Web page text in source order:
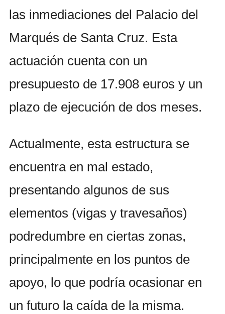
las inmediaciones del Palacio del
Marqués de Santa Cruz. Esta
actuación cuenta con un
presupuesto de 17.908 euros y un
plazo de ejecución de dos meses.
Actualmente, esta estructura se
encuentra en mal estado,
presentando algunos de sus
elementos (vigas y travesaños)
podredumbre en ciertas zonas,
principalmente en los puntos de
apoyo, lo que podría ocasionar en
un futuro la caída de la misma.